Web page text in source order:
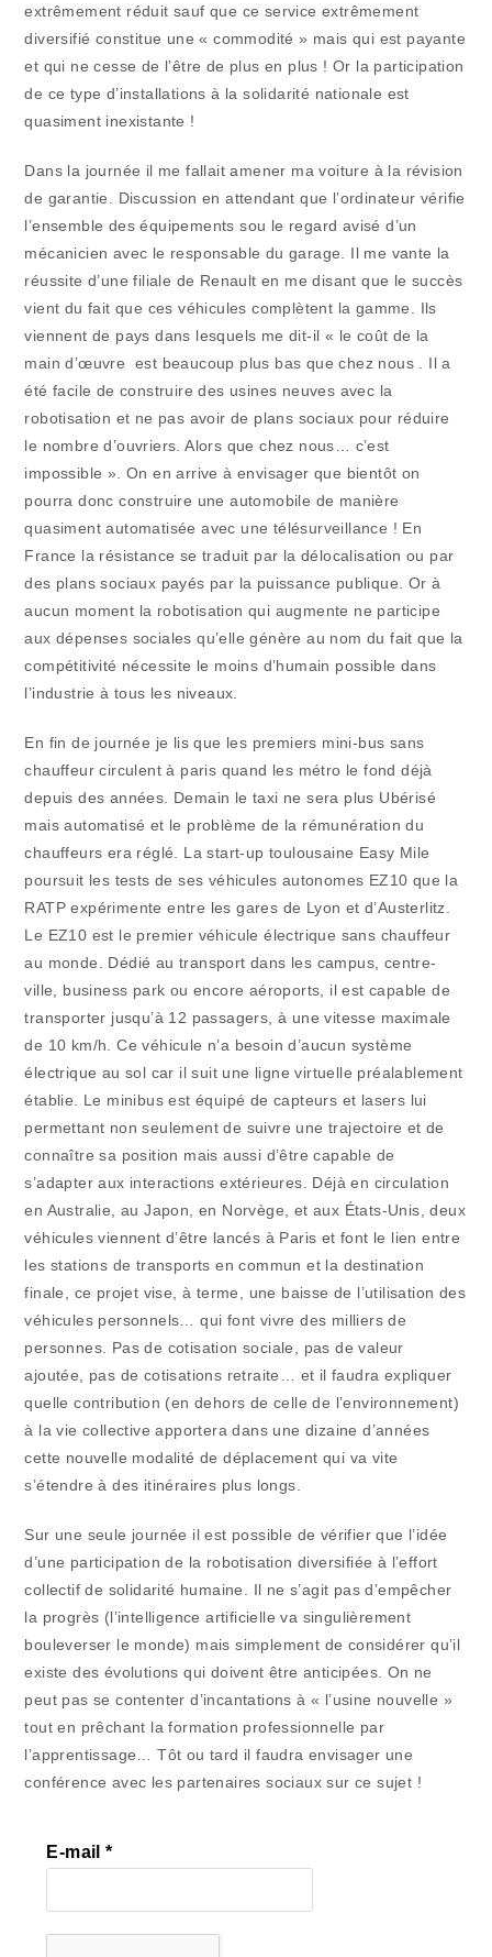
extrêmement réduit sauf que ce service extrêmement
diversifié constitue une « commodité » mais qui est payante
et qui ne cesse de l’être de plus en plus ! Or la participation
de ce type d’installations à la solidarité nationale est
quasiment inexistante !
Dans la journée il me fallait amener ma voiture à la révision
de garantie. Discussion en attendant que l’ordinateur vérifie
l’ensemble des équipements sou le regard avisé d’un
mécanicien avec le responsable du garage. Il me vante la
réussite d’une filiale de Renault en me disant que le succès
vient du fait que ces véhicules complètent la gamme. Ils
viennent de pays dans lesquels me dit-il « le coût de la
main d’œuvre est beaucoup plus bas que chez nous . Il a
été facile de construire des usines neuves avec la
robotisation et ne pas avoir de plans sociaux pour réduire
le nombre d’ouvriers. Alors que chez nous… c’est
impossible ». On en arrive à envisager que bientôt on
pourra donc construire une automobile de manière
quasiment automatisée avec une télésurveillance ! En
France la résistance se traduit par la délocalisation ou par
des plans sociaux payés par la puissance publique. Or à
aucun moment la robotisation qui augmente ne participe
aux dépenses sociales qu’elle génère au nom du fait que la
compétitivité nécessite le moins d’humain possible dans
l’industrie à tous les niveaux.
En fin de journée je lis que les premiers mini-bus sans
chauffeur circulent à paris quand les métro le fond déjà
depuis des années. Demain le taxi ne sera plus Ubérisé
mais automatisé et le problème de la rémunération du
chauffeurs era réglé. La start-up toulousaine Easy Mile
poursuit les tests de ses véhicules autonomes EZ10 que la
RATP expérimente entre les gares de Lyon et d’Austerlitz.
Le EZ10 est le premier véhicule électrique sans chauffeur
au monde. Dédié au transport dans les campus, centre-
ville, business park ou encore aéroports, il est capable de
transporter jusqu’à 12 passagers, à une vitesse maximale
de 10 km/h. Ce véhicule n’a besoin d’aucun système
électrique au sol car il suit une ligne virtuelle préalablement
établie. Le minibus est équipé de capteurs et lasers lui
permettant non seulement de suivre une trajectoire et de
connaître sa position mais aussi d’être capable de
s’adapter aux interactions extérieures. Déjà en circulation
en Australie, au Japon, en Norvège, et aux États-Unis, deux
véhicules viennent d’être lancés à Paris et font le lien entre
les stations de transports en commun et la destination
finale, ce projet vise, à terme, une baisse de l’utilisation des
véhicules personnels… qui font vivre des milliers de
personnes. Pas de cotisation sociale, pas de valeur
ajoutée, pas de cotisations retraite… et il faudra expliquer
quelle contribution (en dehors de celle de l’environnement)
à la vie collective apportera dans une dizaine d’années
cette nouvelle modalité de déplacement qui va vite
s’étendre à des itinéraires plus longs.
Sur une seule journée il est possible de vérifier que l’idée
d’une participation de la robotisation diversifiée à l’effort
collectif de solidarité humaine. Il ne s’agit pas d’empêcher
la progrès (l’intelligence artificielle va singulièrement
bouleverser le monde) mais simplement de considérer qu’il
existe des évolutions qui doivent être anticipées. On ne
peut pas se contenter d’incantations à « l’usine nouvelle »
tout en prêchant la formation professionnelle par
l’apprentissage… Tôt ou tard il faudra envisager une
conférence avec les partenaires sociaux sur ce sujet !
E-mail*